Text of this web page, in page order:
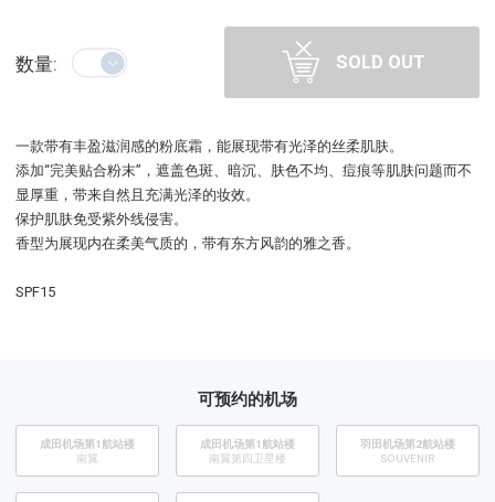
数量: SOLD OUT
一款带有丰盈滋润感的粉底霜，能展现带有光泽的丝柔肌肤。
添加“完美贴合粉末”，遮盖色斑、暗沉、肤色不均、痘痕等肌肤问题而不
显厚重，带来自然且充满光泽的妆效。
保护肌肤免受紫外线侵害。
香型为展现内在柔美气质的，带有东方风韵的雅之香。
SPF15
可预约的机场
成田机场第1航站楼
南翼
成田机场第1航站楼
南翼第四卫星楼
​羽田机场第2航站楼
SOUVENIR